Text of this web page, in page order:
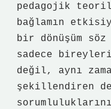
pedagojik
bağlamın
bir dönüşüm
sadece
değil, aynı
şekillendiren